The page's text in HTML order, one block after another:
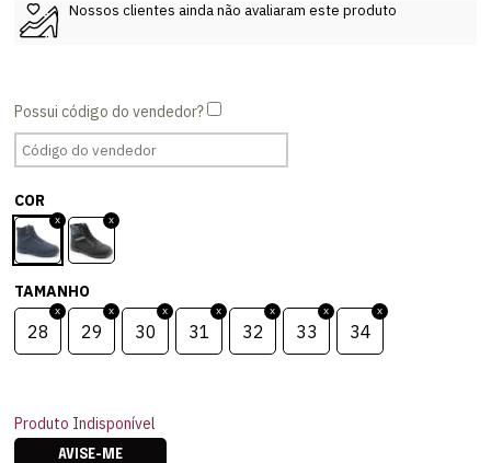
Nossos clientes ainda não avaliaram este produto
COR
TAMANHO
28 29 30 31 32 33 34
Produto Indisponível
AVISE-ME